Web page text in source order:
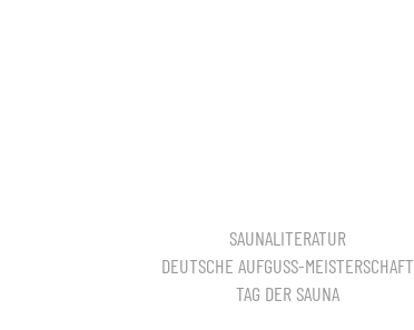
SAUNALITERATUR
DEUTSCHE AUFGUSS-MEISTERSCHAFT
TAG DER SAUNA